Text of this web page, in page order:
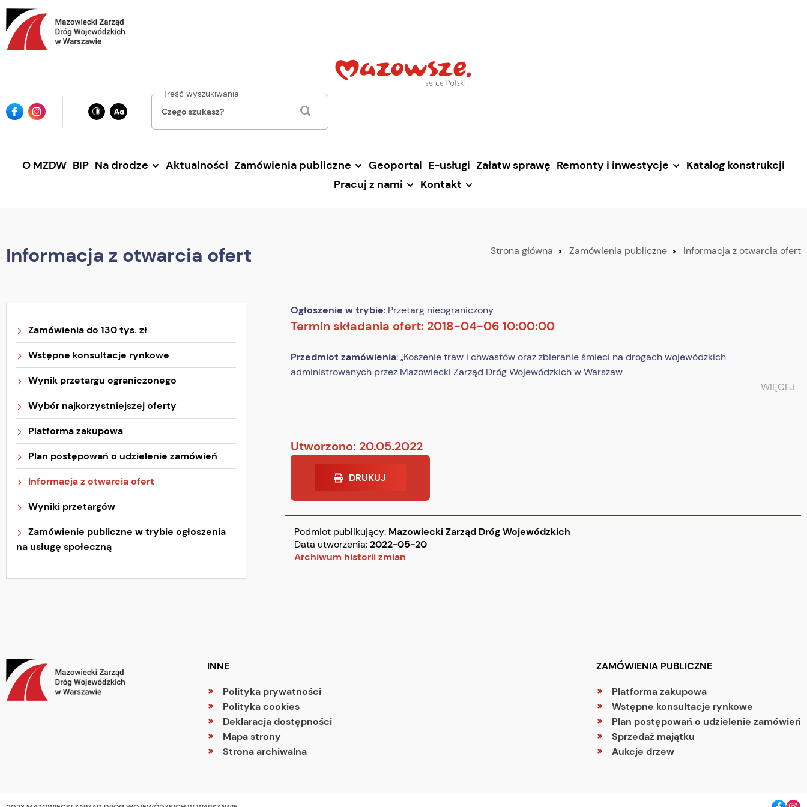
Przejdź
do
głównej
treści
IkonaIkona
instagrama
Treść wyszukiwania
O MZDW BIP Na drodze Aktualności Zamówienia publiczne Geoportal E-usługi Załatw sprawę Remonty i inwestycje
Katalog konstrukcji
Pracuj z nami
Kontakt
Informacja z otwarcia ofert Strona główna Zamówienia publiczne Informacja z otwarcia ofert
Zamówienia do 130 tys. zł
Wstępne konsultacje rynkowe
Wynik przetargu ograniczonego
Wybór najkorzystniejszej oferty
Platforma zakupowa
Plan postępowań o udzielenie zamówień
Informacja z otwarcia ofert
Wyniki przetargów
Zamówienie publiczne w trybie ogłoszenia
na usługę społeczną
Ogłoszenie w trybie: Przetarg nieograniczony
Termin składania ofert: 2018-04-06 10:00:00
Przedmiot zamówienia: „Koszenie traw i chwastów oraz zbieranie śmieci na drogach wojewódzkich
administrowanych przez Mazowiecki Zarząd Dróg Wojewódzkich w Warszaw
WIĘCEJ
Utworzono: 20.05.2022
DRUKUJ
Podmiot publikujący: Mazowiecki Zarząd Dróg Wojewódzkich
Data utworzenia:2022-05-20
Archiwum historii zmian
INNE
Polityka prywatności
Polityka cookies
Deklaracja dostępności
Mapa strony
Strona archiwalna
ZAMÓWIENIA PUBLICZNE
Platforma zakupowa
Wstępne konsultacje rynkowe
Plan postępowań o udzielenie zamówień
Sprzedaż majątku
Aukcje drzew